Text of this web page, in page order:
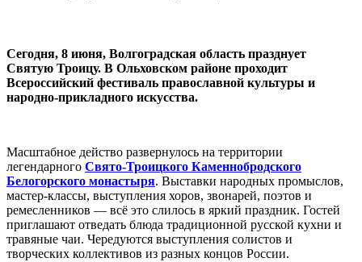
Сегодня, 8 июня, Волгоградская область празднует
Святую Троицу. В Ольховском районе проходит
Всероссийский фестиваль православной культуры и
народно-прикладного искусства.
Масштабное действо развернулось на территории
легендарного Свято-Троицкого Каменнобродского
Белогорского монастыря. Выставки народных промыслов,
мастер-классы, выступления хоров, звонарей, поэтов и
ремесленников — всё это слилось в яркий праздник. Гостей
приглашают отведать блюда традиционной русской кухни и
травяные чаи. Чередуются выступления солистов и
творческих коллективов из разных концов России.